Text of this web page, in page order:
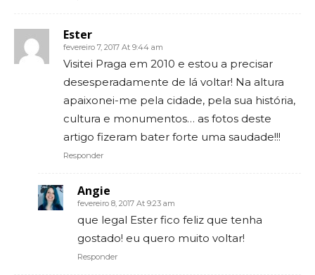
Ester
fevereiro 7, 2017 At 9:44 am
Visitei Praga em 2010 e estou a precisar
desesperadamente de lá voltar! Na altura
apaixonei-me pela cidade, pela sua história,
cultura e monumentos… as fotos deste
artigo fizeram bater forte uma saudade!!!
Responder
Angie
fevereiro 8, 2017 At 9:23 am
que legal Ester fico feliz que tenha
gostado! eu quero muito voltar!
Responder